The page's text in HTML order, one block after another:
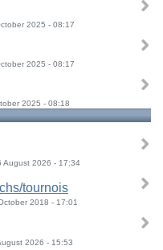
2025 - 08:17
2025 - 08:17
2025 - 08:18
August 2026 - 17:34
tournois
2018 - 17:01
2026 - 15:53